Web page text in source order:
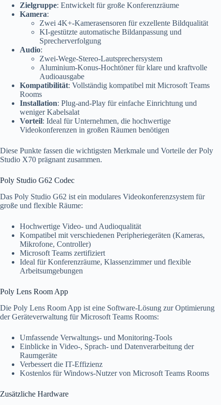
Zielgruppe: Entwickelt für große Konferenzräume
Kamera:
Zwei 4K+-Kamerasensoren für exzellente Bildqualität
KI-gestützte automatische Bildanpassung und
Sprecherverfolgung
Audio:
Zwei-Wege-Stereo-Lautsprechersystem
Aluminium-Konus-Hochtöner für klare und kraftvolle
Audioausgabe
Kompatibilität: Vollständig kompatibel mit Microsoft Teams
Rooms
Installation: Plug-and-Play für einfache Einrichtung und
weniger Kabelsalat
Vorteil: Ideal für Unternehmen, die hochwertige
Videokonferenzen in großen Räumen benötigen
Diese Punkte fassen die wichtigsten Merkmale und Vorteile der Poly
Studio X70 prägnant zusammen.
Poly Studio G62 Codec
Das Poly Studio G62 ist ein modulares Videokonferenzsystem für
große und flexible Räume:
Hochwertige Video- und Audioqualität
Kompatibel mit verschiedenen Peripheriegeräten (Kameras,
Mikrofone, Controller)
Microsoft Teams zertifiziert
Ideal für Konferenzräume, Klassenzimmer und flexible
Arbeitsumgebungen
Poly Lens Room App
Die Poly Lens Room App ist eine Software-Lösung zur Optimierung
der Geräteverwaltung für Microsoft Teams Rooms:
Umfassende Verwaltungs- und Monitoring-Tools
Einblicke in Video-, Sprach- und Datenverarbeitung der
Raumgeräte
Verbessert die IT-Effizienz
Kostenlos für Windows-Nutzer von Microsoft Teams Rooms
Zusätzliche Hardware